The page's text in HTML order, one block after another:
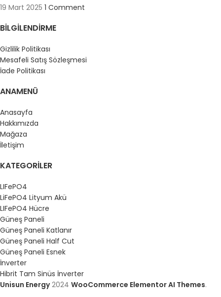
19 Mart 2025 1 Comment
BILGILENDIRME
Gizlilik Politikası
Mesafeli Satış Sözleşmesi
İade Politikası
ANAMENÜ
Anasayfa
Hakkımızda
Mağaza
İletişim
KATEGORILER
LIFePO4
LiFePO4 Lityum Akü
LIFePO4 Hücre
Güneş Paneli
Güneş Paneli Katlanır
Güneş Paneli Half Cut
Güneş Paneli Esnek
İnverter
Hibrit Tam Sinüs İnverter
Unisun Energy2024 WooCommerce Elementor AI Themes.